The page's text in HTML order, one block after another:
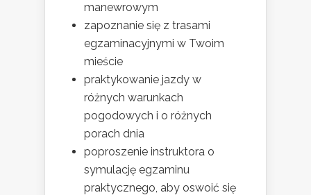
manewrowym
zapoznanie się z trasami
egzaminacyjnymi w Twoim
mieście
praktykowanie jazdy w
różnych warunkach
pogodowych i o różnych
porach dnia
poproszenie instruktora o
symulację egzaminu
praktycznego, aby oswoić się